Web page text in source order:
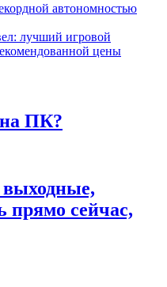
автономностью
лучший игровой
цены
ПК?
прямо сейчас,